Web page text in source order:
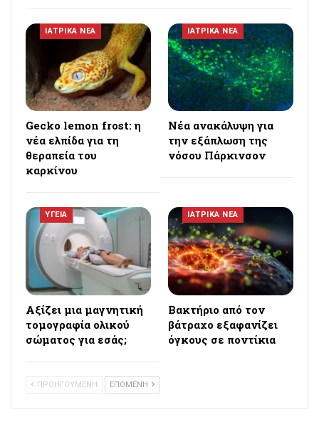
ΙΑΤΡΙΚΑ ΝΕΑ
Gecko lemon frost: η
νέα ελπίδα για τη
θεραπεία του
καρκίνου
ΙΑΤΡΙΚΑ ΝΕΑ
Νέα ανακάλυψη για
την εξάπλωση της
νόσου Πάρκινσον
ΥΓΕΙΑ
Αξίζει μια μαγνητική
τομογραφία ολικού
σώματος για εσάς;
ΙΑΤΡΙΚΑ ΝΕΑ
Βακτήριο από τον
βάτραχο εξαφανίζει
όγκους σε ποντίκια
ΠΡΟΗΓΟΥΜΕΝΗ ΕΠΟΜΕΝΗ